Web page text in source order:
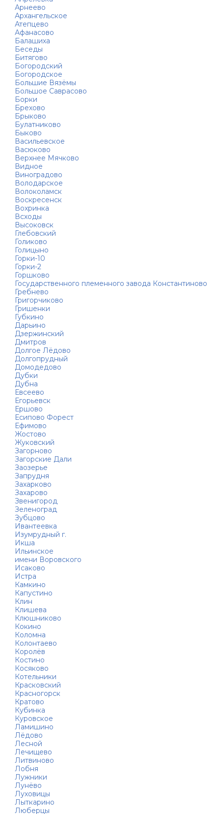
Арнеево
Архангельское
Атепцево
Афанасово
Балашиха
Беседы
Битягово
Богородский
Богородское
Большие Вязёмы
Большое Саврасово
Борки
Брехово
Брыково
Булатниково
Быково
Васильевское
Васюково
Верхнее Мячково
Видное
Виноградово
Володарское
Волоколамск
Воскресенск
Вохринка
Всходы
Высоковск
Глебовский
Голиково
Голицыно
Горки-10
Горки-2
Горшково
Государственного племенного завода Константиново
Гребнево
Григорчиково
Гришенки
Губкино
Дарьино
Дзержинский
Дмитров
Долгое Лёдово
Долгопрудный
Домодедово
Дубки
Дубна
Евсеево
Егорьевск
Ершово
Есипово Форест
Ефимово
Жостово
Жуковский
Загорново
Загорские Дали
Заозерье
Запрудня
Захарково
Захарово
Звенигород
Зеленоград
Зубцово
Ивантеевка
Изумрудный г.
Икша
Ильинское
имени Воровского
Исаково
Истра
Камкино
Капустино
Клин
Клишева
Клюшниково
Кокино
Коломна
Колонтаево
Королёв
Костино
Косяково
Котельники
Красковский
Красногорск
Кратово
Кубинка
Куровское
Ламишино
Лёдово
Лесной
Лечищево
Литвиново
Лобня
Лужники
Лунёво
Луховицы
Лыткарино
Люберцы